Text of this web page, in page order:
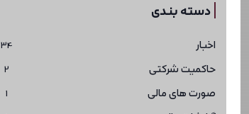
دسته بندی
اخبار 34
حاکمیت شرکتی 2
صورت های مالی 1